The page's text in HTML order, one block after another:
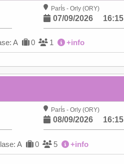
ParÍs - Orly (ORY)
07/09/2026 16:15
A 0 1 +info
ParÍs - Orly (ORY)
08/09/2026 16:15
A 0 5 +info